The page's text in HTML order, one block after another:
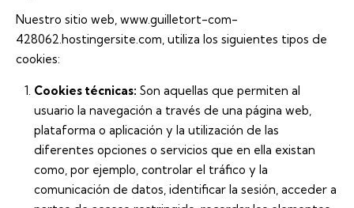
Nuestro sitio web, www.guilletort-com-
428062.hostingersite.com, utiliza los siguientes tipos de
cookies:
Cookies técnicas: Son aquellas que permiten al
usuario la navegación a través de una página web,
plataforma o aplicación y la utilización de las
diferentes opciones o servicios que en ella existan
como, por ejemplo, controlar el tráfico y la
comunicación de datos, identificar la sesión, acceder a